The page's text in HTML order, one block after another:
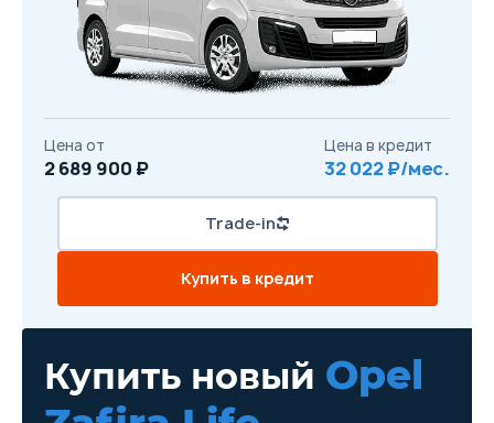
Перезвоните мне
Купить новый Opel
Цена от
2 689 900 ₽
Цена в кредит
32 022 ₽/мес.
Trade-in
Купить в кредит